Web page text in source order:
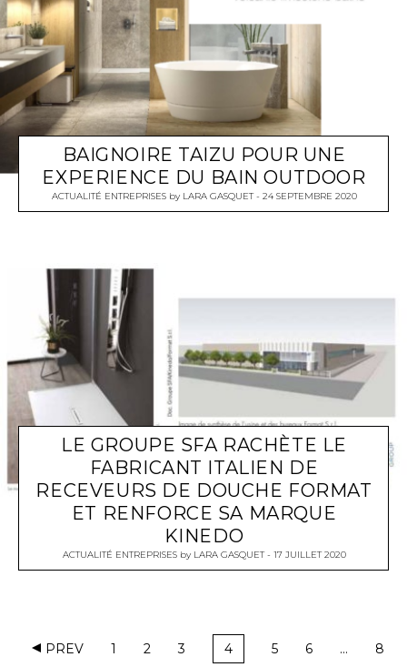
BAIGNOIRE TAIZU POUR UNE
EXPERIENCE DU BAIN OUTDOOR
ACTUALITÉ ENTREPRISESby LARA GASQUET 24 SEPTEMBRE 2020
LE GROUPE SFA RACHÈTE LE
FABRICANT ITALIEN DE
RECEVEURS DE DOUCHE FORMAT
ET RENFORCE SA MARQUE
KINEDO
ACTUALITÉ ENTREPRISESby LARA GASQUET 17 JUILLET 2020
PREV 1 2 3 4 5 6 … 8